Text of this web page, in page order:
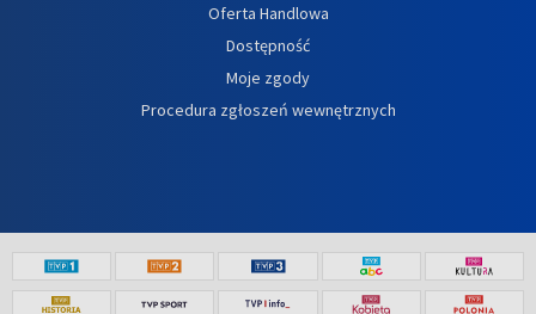
Oferta Handlowa
Dostępność
Moje zgody
Procedura zgłoszeń wewnętrznych